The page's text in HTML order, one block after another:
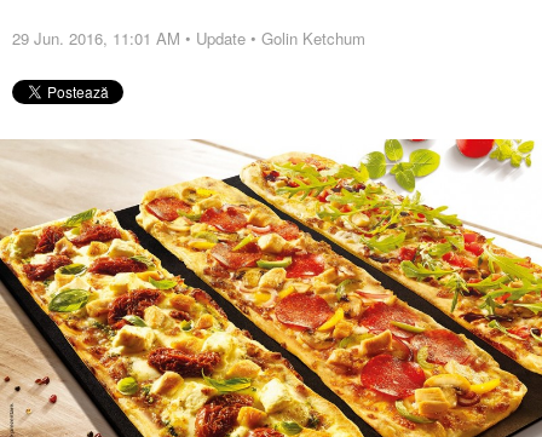
29 Jun. 2016, 11:01 AM • Update • Golin Ketchum